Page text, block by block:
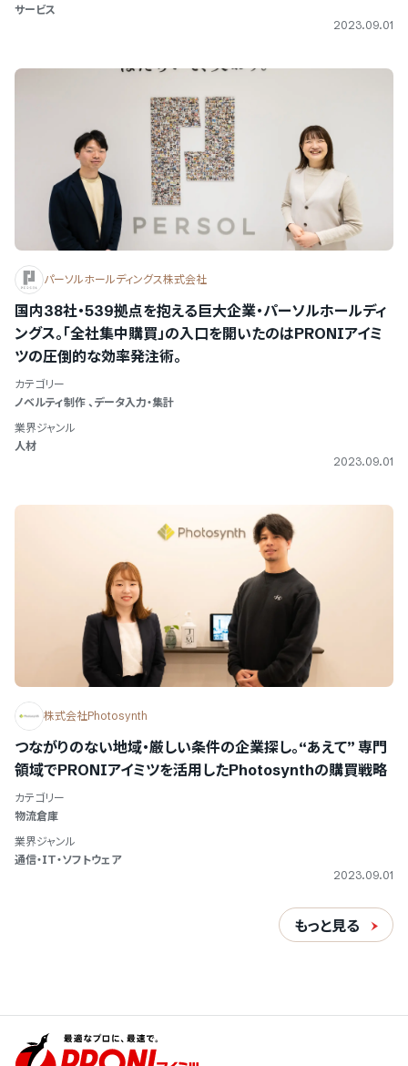
サービス
2023.09.01
パーソルホールディングス株式会社
国内38社・539拠点を抱える巨大企業・パーソルホールディ
ングス。「全社集中購買」の入口を開いたのはPRONIアイミ
ツの圧倒的な効率発注術。
カテゴリー
ノベルティ制作 、 データ入力・集計
業界ジャンル
人材
2023.09.01
株式会社Photosynth
つながりのない地域・厳しい条件の企業探し。“あえて” 専門
領域でPRONIアイミツを活用したPhotosynthの購買戦略
カテゴリー
物流倉庫
業界ジャンル
通信・IT・ソフトウェア
2023.09.01
もっと見る